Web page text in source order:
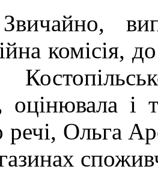
комісія,
оцінювала і
Ольга